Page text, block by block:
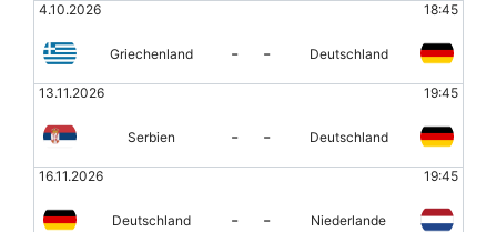
4.10.2026 18:45
Griechenland - - Deutschland
13.11.2026 19:45
Serbien - - Deutschland
16.11.2026 19:45
Deutschland - - Niederlande